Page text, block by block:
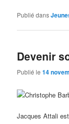
Publié dans
Devenir
Publié le14
Jacques Attali